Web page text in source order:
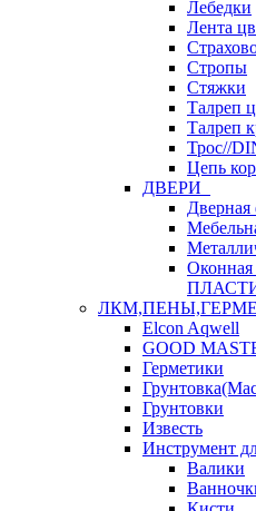
Лебедки
Лента
Стропы
Стяжки
Талреп
Талреп
Трос//
Цепь
ДВЕРИ
Дверная
Оконная
Elcon Aqwell
GOOD
Герметики
Грунтовки
Известь
Инструмент
Валики